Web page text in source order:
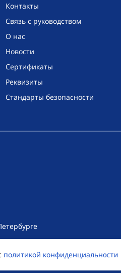
Контакты
Связь с руководством
О нас
Новости
Сертификаты
Реквизиты
Стандарты безопасности
характер и ни
получения подробной
политикой конфиденциальности